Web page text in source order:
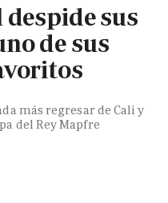
sus
de sus
más regresar de Cali y
del Rey Mapfre